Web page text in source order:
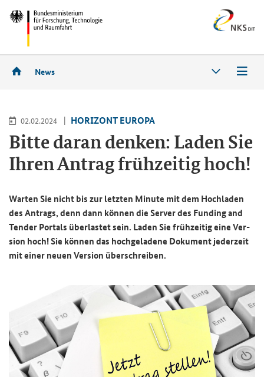
News
02.02.2024 HO­RI­ZONT EU­RO­PA
Bitte daran den­ken: Laden Sie
Ihren An­trag früh­zei­tig hoch!
War­ten Sie nicht bis zur letz­ten Mi­nu­te mit dem Hoch­la­den
des An­trags, denn dann kön­nen dieServerdes Funding and
Tender Portals über­las­tet sein. Laden Sie früh­zei­tig eine Ver­
si­on hoch! Sie kön­nen das hoch­ge­la­de­ne Do­ku­ment je­der­zeit
mit einer neuen Ver­si­on über­schrei­ben.